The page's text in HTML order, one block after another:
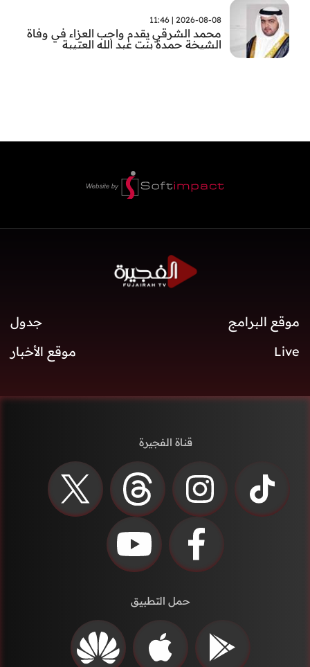
2026-08-08 | 11:46
محمد الشرقي يقدم واجب العزاء في وفاة
الشيخة حمدة بنت عبد الله العتيبة
موقع البرامج
جدول
Live
موقع الأخبار
قناة الفجيرة
حمل التطبيق